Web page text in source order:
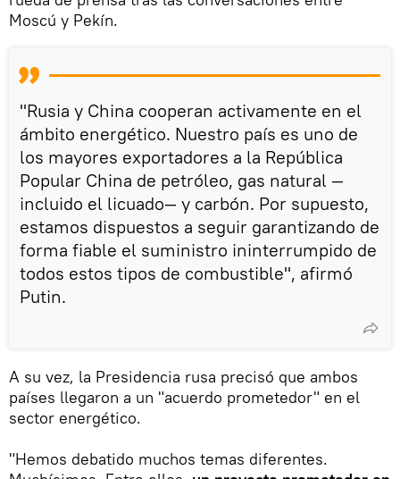
Moscú y Pekín.
"Rusia y China cooperan activamente en el
ámbito energético. Nuestro país es uno de
los mayores exportadores a la República
Popular China de petróleo, gas natural —
incluido el licuado— y carbón. Por supuesto,
estamos dispuestos a seguir garantizando de
forma fiable el suministro ininterrumpido de
todos estos tipos de combustible", afirmó
Putin.
A su vez, la Presidencia rusa precisó que ambos
países llegaron a un "acuerdo prometedor" en el
sector energético.
"Hemos debatido muchos temas diferentes.